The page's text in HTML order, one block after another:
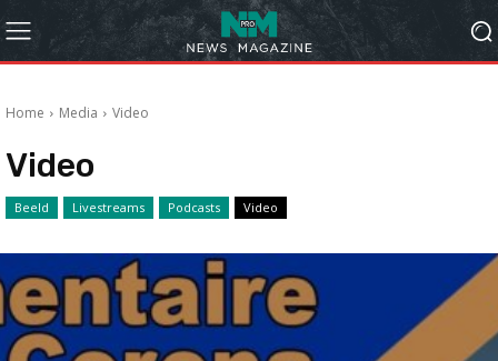
Home Media Video
Video
Beeld Livestreams Podcasts Video